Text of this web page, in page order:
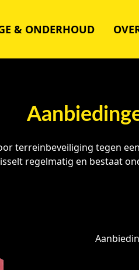
& ONDERHOUD
terreinbeveiliging tegen
regelmatig en bestaat